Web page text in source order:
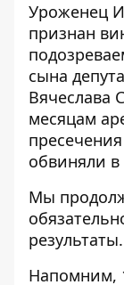
Уроженец
признан
сына
Вячеслава
месяцам
обвиняли в
Мы
результаты.
Напомним,